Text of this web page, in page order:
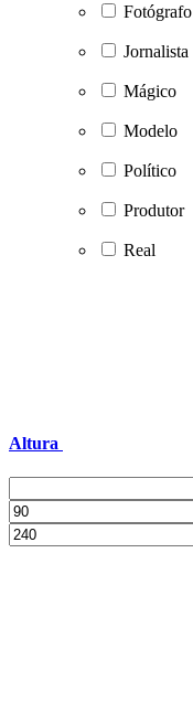
Fotógrafo
Jornalista
Mágico
Modelo
Político
Produtor
Real
Altura